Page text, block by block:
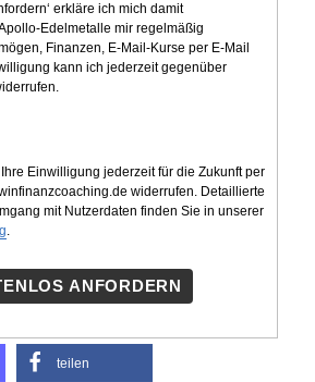
erkläre ich mich damit
Edelmetalle mir regelmäßig
Finanzen, E-Mail-Kurse per E-Mail
kann ich jederzeit gegenüber
Einwilligung jederzeit für die Zukunft per
widerrufen. Detaillierte
mit Nutzerdaten finden Sie in unserer
.
ANFORDERN
teilen